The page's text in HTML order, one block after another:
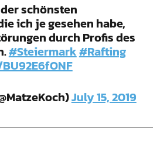
schönsten
ich je gesehen habe,
durch Profis des
#Steiermark#Rafting
July 15, 2019